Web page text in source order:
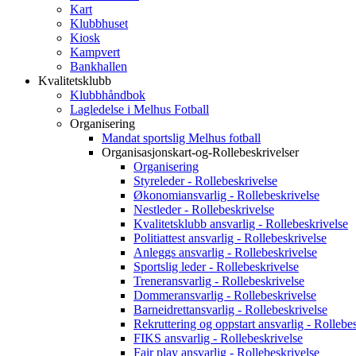
Kart
Klubbhuset
Kiosk
Kampvert
Bankhallen
Kvalitetsklubb
Klubbhåndbok
Lagledelse i Melhus Fotball
Organisering
Mandat sportslig Melhus fotball
Organisasjonskart-og-Rollebeskrivelser
Organisering
Styreleder - Rollebeskrivelse
Økonomiansvarlig - Rollebeskrivelse
Nestleder - Rollebeskrivelse
Kvalitetsklubb ansvarlig - Rollebeskrivelse
Politiattest ansvarlig - Rollebeskrivelse
Anleggs ansvarlig - Rollebeskrivelse
Sportslig leder - Rollebeskrivelse
Treneransvarlig - Rollebeskrivelse
Dommeransvarlig - Rollebeskrivelse
Barneidrettansvarlig - Rollebeskrivelse
Rekruttering og oppstart ansvarlig -
FIKS ansvarlig - Rollebeskrivelse
Fair play ansvarlig - Rollebeskrivelse